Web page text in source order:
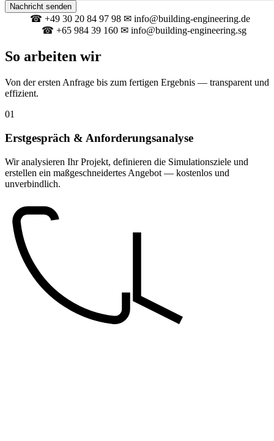
Nachricht senden
☎ +49 30 20 84 97 98 ✉ info@building-engineering.de
☎ +65 984 39 160 ✉ info@building-engineering.sg
So arbeiten wir
Von der ersten Anfrage bis zum fertigen Ergebnis — transparent und
effizient.
01
Erstgespräch & Anforderungsanalyse
Wir analysieren Ihr Projekt, definieren die Simulationsziele und
erstellen ein maßgeschneidertes Angebot — kostenlos und
unverbindlich.